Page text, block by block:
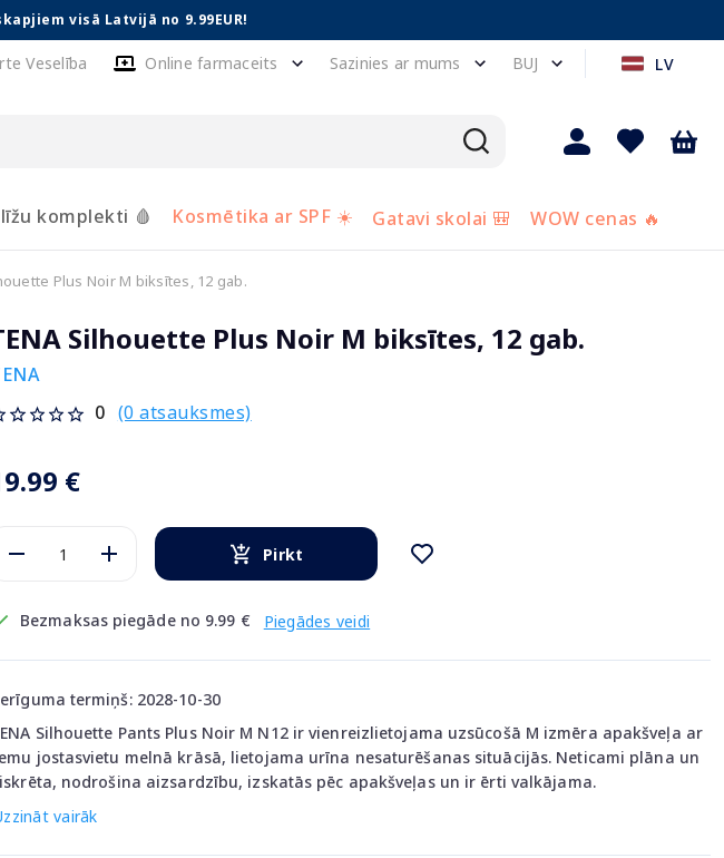
visā Latvijā no 9.99EUR!
Veselība Online farmaceits Sazinies ar mums BUJ LV
komplekti 🩸 Kosmētika ar SPF ☀️ Gatavi skolai 🎒 WOW cenas 🔥
Plus Noir M biksītes, 12 gab.
Silhouette Plus Noir M biksītes, 12 gab.
0 (0 atsauksmes)
€
Pirkt
Bezmaksas piegāde no 9.99 € Piegādes veidi
termiņš: 2028-10-30
Silhouette Pants Plus Noir M N12 ir vienreizlietojama uzsūcošā M izmēra apakšveļa ar
jostasvietu melnā krāsā, lietojama urīna nesaturēšanas situācijās. Neticami plāna un
nodrošina aizsardzību, izskatās pēc apakšveļas un ir ērti valkājama.
vairāk